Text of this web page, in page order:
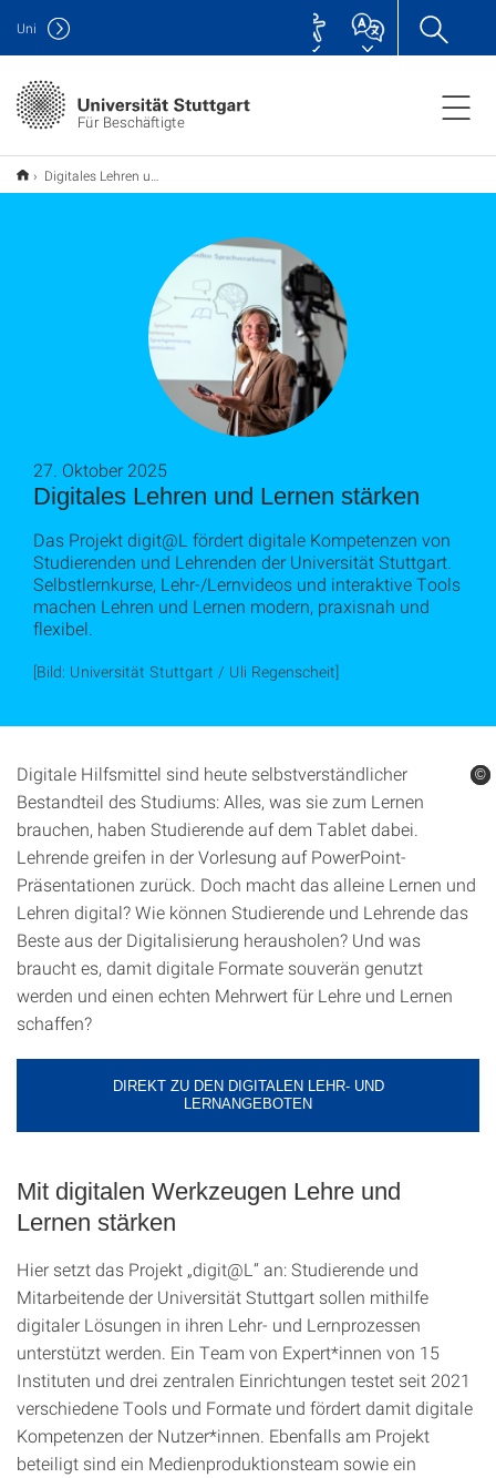
Für Beschäftigte
Uni
Digitales Lehren und Lernen stärken
Digitales Lehren und Lernen stärken
27. Oktober 2025
Das Projekt digit@L fördert digitale Kompetenzen von
Studierenden und Lehrenden der Universität Stuttgart.
Selbstlernkurse, Lehr-/Lernvideos und interaktive Tools
machen Lehren und Lernen modern, praxisnah und
flexibel.
[Bild: Universität Stuttgart / Uli Regenscheit]
Digitale Hilfsmittel sind heute selbstverständlicher
Bestandteil des Studiums: Alles, was sie zum Lernen
brauchen, haben Studierende auf dem Tablet dabei.
Lehrende greifen in der Vorlesung auf PowerPoint-
Präsentationen zurück. Doch macht das alleine Lernen und
Lehren digital? Wie können Studierende und Lehrende das
Beste aus der Digitalisierung herausholen? Und was
braucht es, damit digitale Formate souverän genutzt
werden und einen echten Mehrwert für Lehre und Lernen
schaffen?
DIREKT ZU DEN DIGITALEN LEHR- UND
LERNANGEBOTEN
Mit digitalen Werkzeugen Lehre und
Lernen stärken
Hier setzt das Projekt „digit@L“ an: Studierende und
Mitarbeitende der Universität Stuttgart sollen mithilfe
digitaler Lösungen in ihren Lehr- und Lernprozessen
unterstützt werden. Ein Team von Expert*innen von 15
Instituten und drei zentralen Einrichtungen testet seit 2021
verschiedene Tools und Formate und fördert damit digitale
Kompetenzen der Nutzer*innen. Ebenfalls am Projekt
beteiligt sind ein Medienproduktionsteam sowie ein
©
©
©